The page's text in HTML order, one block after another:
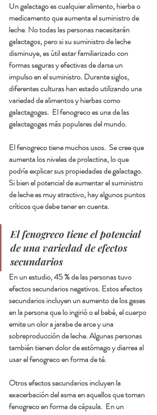
Un galactago es cualquier alimento, hierba o
medicamento que aumenta el suministro de
leche. No todas las personas necesitarán
galactagos, pero si su suministro de leche
disminuye, es útil estar familiarizado con
formas seguras y efectivas de darse un
impulso en el suministro. Durante siglos,
diferentes culturas han estado utilizando una
variedad de alimentos y hierbas como
galactagogas.  El fenogreco es una de las
galactagogas más populares del mundo.
El fenogreco tiene muchos usos.  Se cree que
aumenta los niveles de prolactina, lo que
podría explicar sus propiedades de galactago.
Si bien el potencial de aumentar el suministro
de leche es muy atractivo, hay algunos puntos
críticos que debe tener en cuenta.
El fenogreco tiene el potencial
de una variedad de efectos
secundarios
En un estudio, 45 % de las personas tuvo
efectos secundarios negativos. Estos efectos
secundarios incluyen un aumento de los gases
en la persona que lo ingirió o el bebé, el cuerpo
emite un olor a jarabe de arce y una
sobreproducción de leche. Algunas personas
también tienen dolor de estómago y diarrea al
usar el fenogreco en forma de té.
Otros efectos secundarios incluyen la
exacerbación del asma en aquellos que toman
fenogreco en forma de cápsula.  En un